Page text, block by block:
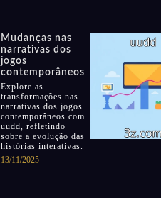
Mudanças nas
narrativas dos
jogos
contemporâneos
Explore as
transformações nas
narrativas dos jogos
contemporâneos com
uudd, refletindo
sobre a evolução das
histórias interativas.
13/11/2025